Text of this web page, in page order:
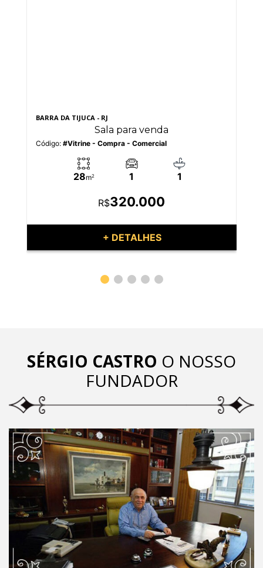
BARRA DA TIJUCA - RJ
Sala para venda
Código: #Vitrine - Compra - Comercial
28m2 1 1
R$320.000
+ DETALHES
SÉRGIO CASTRO O NOSSO
FUNDADOR